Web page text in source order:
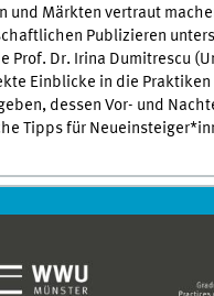
und Märkten vertraut
Publizieren
Prof. Dr. Irina Dumitrescu
Einblicke in die
dessen Vor- und
Tipps für